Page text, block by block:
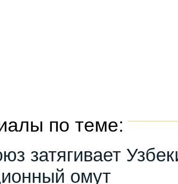
по теме:
затягивает
омут